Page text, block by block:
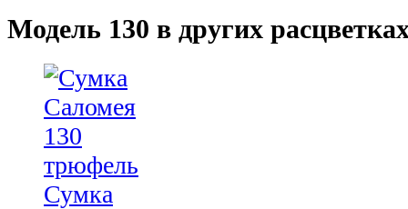
Модель 130 в других
Сумка